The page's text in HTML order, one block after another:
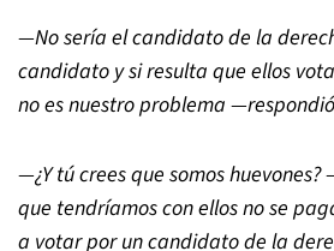
—No sería el candidato de la
candidato y si resulta que ellos
no es nuestro problema
—¿Y tú crees que somos
que tendríamos con ellos no se
a votar por un candidato de la